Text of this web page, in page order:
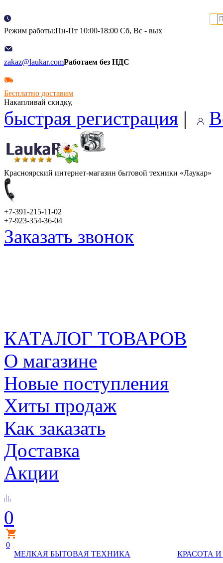
Режим работы:Пн-Пт 10:00-18:00 Сб, Вс - вых
zakaz@laukar.comРаботаем без НДС
Бесплатно доставим
Накапливай скидку,
быстрая регистрация |
Красноярский интернет-магазин бытовой техники «Лаукар»
+7-391-215-11-02
+7-923-354-36-04
Заказать звонок
КАТАЛОГ ТОВАРОВ
О магазине
Новые поступления
Хиты продаж
Как заказать
Доставка
Акции
0
0
МЕЛКАЯ БЫТОВАЯ ТЕХНИКА
КРАСОТА И